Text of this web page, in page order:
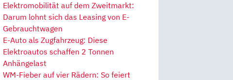
Elektromobilität auf dem Zweitmarkt:
Darum lohnt sich das Leasing von E-
Gebrauchtwagen
E-Auto als Zugfahrzeug: Diese
Elektroautos schaffen 2 Tonnen
Anhängelast
WM-Fieber auf vier Rädern: So feiert